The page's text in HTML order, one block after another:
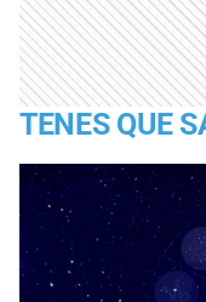
TENES QUE